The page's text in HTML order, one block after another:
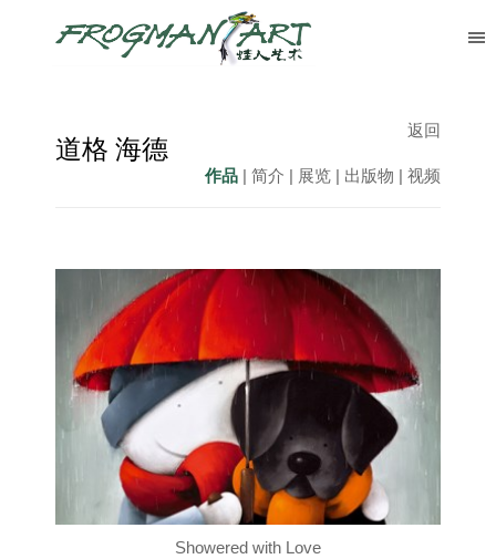
返回
道格 海德
作品 | 简介 | 展览 | 出版物 | 视频
Showered with Love